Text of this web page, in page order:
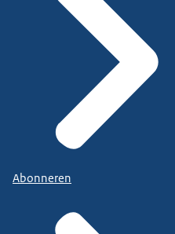
Abonneren